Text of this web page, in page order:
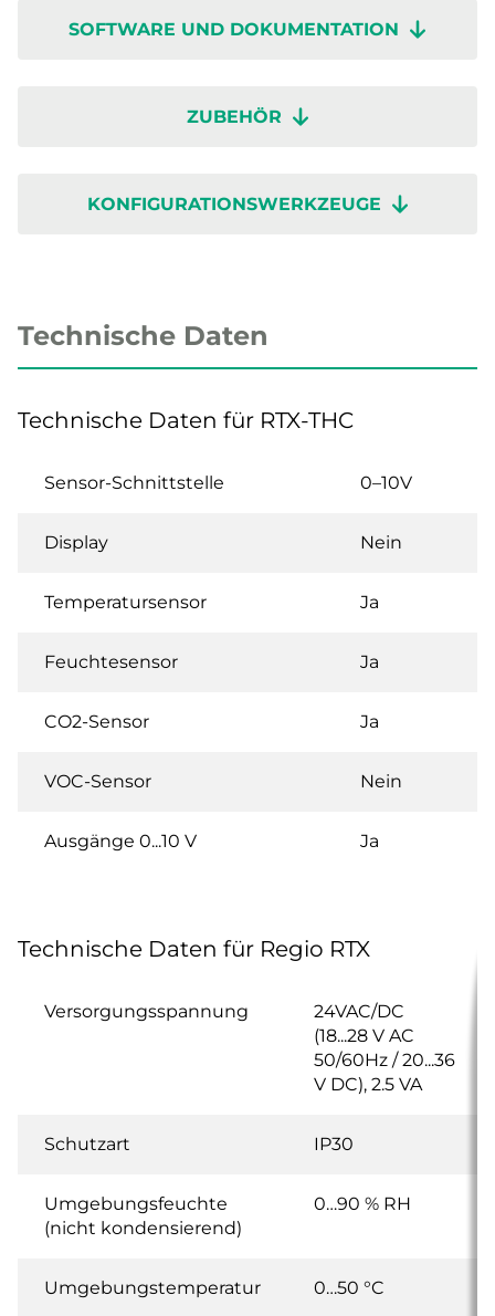
Steuerung von Lüftungs- oder Zusatzgeräten sowie
Regin:GO-App oder dem Application Tool 2.
SOFTWARE UND DOKUMENTATION
ZUBEHÖR
KONFIGURATIONSWERKZEUGE
Technische Daten
Technische Daten für RTX-THC
Sensor-Schnittstelle 0–10V
Display Nein
Temperatursensor Ja
Feuchtesensor Ja
CO2-Sensor Ja
VOC-Sensor Nein
Ausgänge 0...10 V Ja
Technische Daten für Regio RTX
Versorgungsspannung
24VAC/DC
(18...28 V AC
50/60Hz / 20...36
V DC), 2.5 VA
Schutzart IP30
Umgebungsfeuchte
(nicht kondensierend)
0…90 % RH
Umgebungstemperatur 0…50 °C